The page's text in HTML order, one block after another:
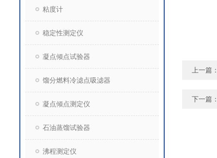
粘度计
稳定性测定仪
凝点倾点试验器
馏分燃料冷滤点吸滤器
凝点倾点测定仪
石油蒸馏试验器
沸程测定仪
上一篇
下一篇